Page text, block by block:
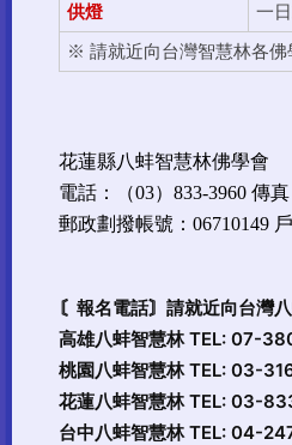
供燈
一
※ 請就近向台灣智慧林各佛
花蓮縣八蚌智慧林佛學會
電話：（03）833-3960 傳真
郵政劃撥帳號：06710149
〘報名電話〙請就近向台灣
高雄八蚌智慧林 TEL: 07-
桃園八蚌智慧林 TEL: 03-
花蓮八蚌智慧林 TEL: 03-
台中八蚌智慧林 TEL: 04-